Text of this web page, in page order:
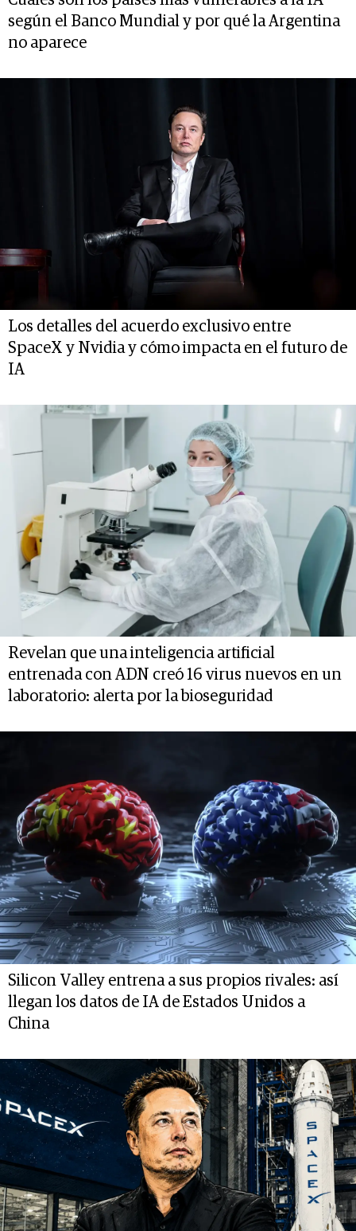
según el Banco Mundial y por qué la Argentina
no aparece
Los detalles del acuerdo exclusivo entre
SpaceX y Nvidia y cómo impacta en el futuro de
IA
Revelan que una inteligencia artificial
entrenada con ADN creó 16 virus nuevos en un
laboratorio: alerta por la bioseguridad
Silicon Valley entrena a sus propios rivales: así
llegan los datos de IA de Estados Unidos a
China